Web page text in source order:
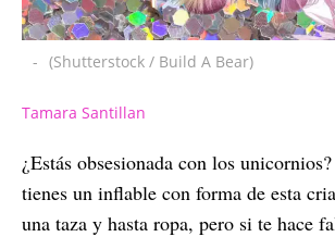
- (Shutterstock / Build A Bear)
Tamara Santillan
¿Estás obsesionada con los
tienes un inflable con forma de esta
una taza y hasta ropa, pero si te hace